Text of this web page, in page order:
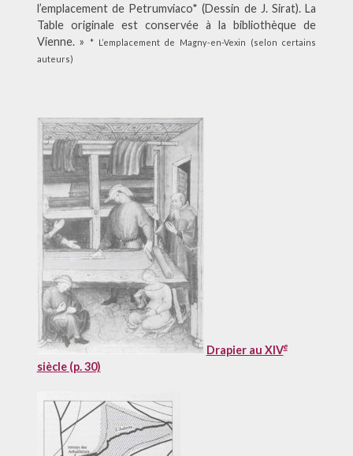
l’emplacement de Petrumviaco* (Dessin de J. Sirat). La
Table originale est conservée à la bibliothèque de
Vienne. »
* L’emplacement de Magny-en-Vexin (selon certains
auteurs)
Drapier au XIVe
siècle (p. 30)